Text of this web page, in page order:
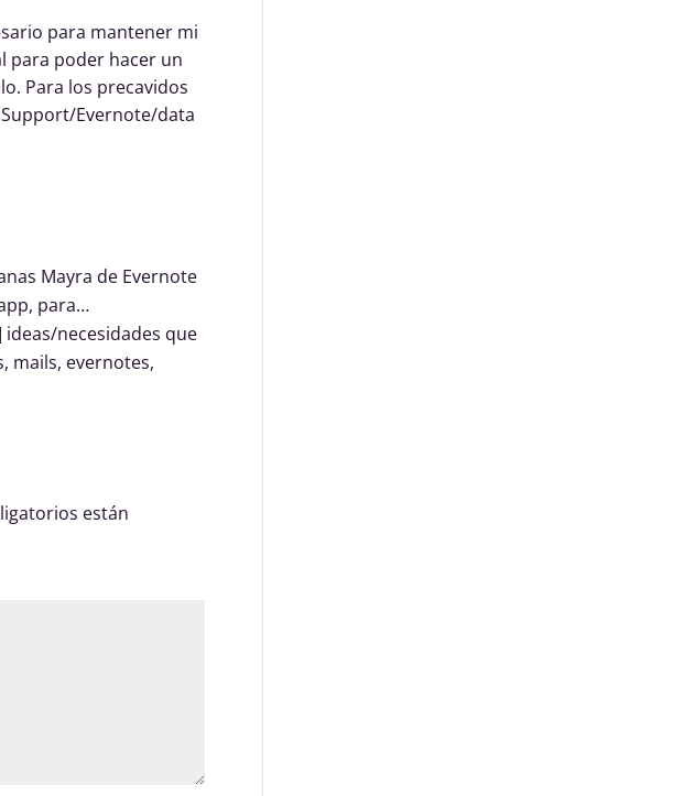
para mantener mi
para poder hacer un
Para los precavidos
Evernote/data
Mayra de Evernote
para…
ideas/necesidades que
mails, evernotes,
están